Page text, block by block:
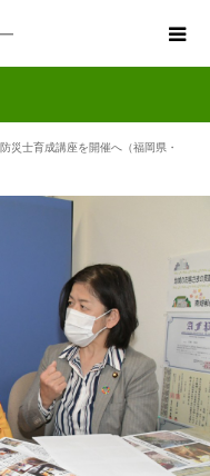
防災士育成講座を開催へ（福岡県・